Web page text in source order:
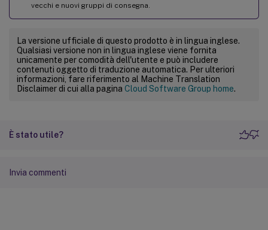
vecchi e nuovi gruppi di consegna.
La versione ufficiale di questo prodotto è in lingua inglese.
Qualsiasi versione non in lingua inglese viene fornita
unicamente per comodità dell'utente e può includere
contenuti oggetto di traduzione automatica. Per ulteriori
informazioni, fare riferimento al Machine Translation
Disclaimer di cui alla pagina Cloud Software Group home.
È stato utile?
Invia commenti